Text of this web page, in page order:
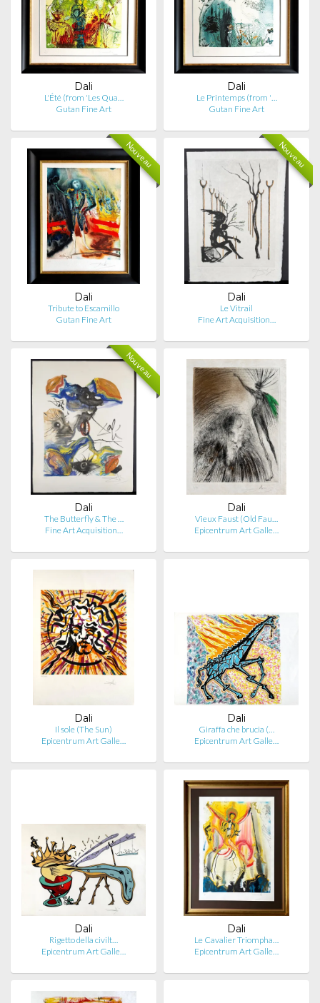
Dali
L'Été (from 'Les Qua…
Gutan Fine Art
Dali
Le Printemps (from '…
Gutan Fine Art
Nouveau
Dali
Tribute to Escamillo
Gutan Fine Art
Nouveau
Dali
Le Vitrail
Fine Art Acquisition…
Nouveau
Dali
The Butterfly & The …
Fine Art Acquisition…
Dali
Vieux Faust (Old Fau…
Epicentrum Art Galle…
Dali
Il sole (The Sun)
Epicentrum Art Galle…
Dali
Giraffa che brucia (…
Epicentrum Art Galle…
Dali
Rigetto della civilt…
Epicentrum Art Galle…
Dali
Le Cavalier Triompha…
Epicentrum Art Galle…